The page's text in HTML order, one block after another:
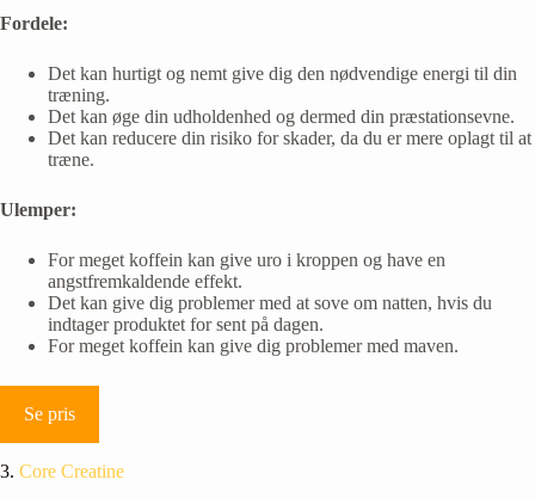
Fordele:
Det kan hurtigt og nemt give dig den nødvendige energi til din
træning.
Det kan øge din udholdenhed og dermed din præstationsevne.
Det kan reducere din risiko for skader, da du er mere oplagt til at
træne.
Ulemper:
For meget koffein kan give uro i kroppen og have en
angstfremkaldende effekt.
Det kan give dig problemer med at sove om natten, hvis du
indtager produktet for sent på dagen.
For meget koffein kan give dig problemer med maven.
Se pris
3. Core Creatine